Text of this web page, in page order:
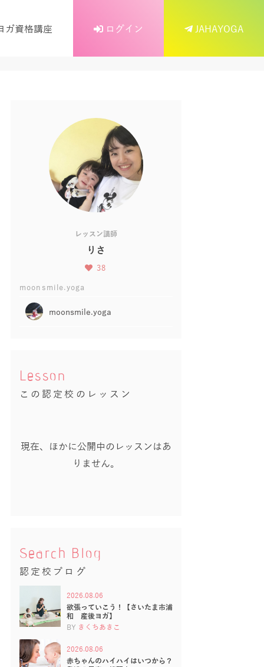
ガ資格講座 ログイン JAHAYOGA
レッスン講師
りさ
38
moonsmile.yoga
moonsmile.yoga
Lesson
この認定校のレッスン
現在、ほかに公開中のレッスンはあ
りません。
Search Blog
認定校ブログ
2026.08.06
欲張っていこう！【さいたま市浦
和 産後ヨガ】
BY きくちあきこ
2026.08.06
赤ちゃんのハイハイはいつから？